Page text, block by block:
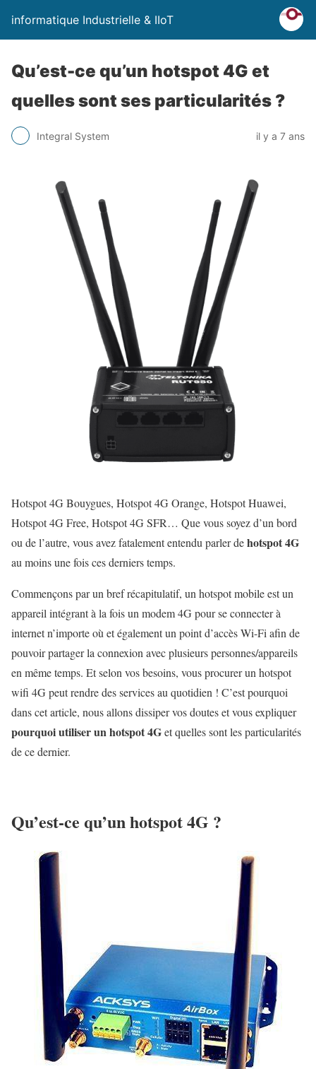
informatique Industrielle & IIoT
Qu’est-ce qu’un hotspot 4G et
quelles sont ses particularités ?
Integral System il y a 7 ans
Hotspot 4G Bouygues, Hotspot 4G Orange, Hotspot Huawei,
Hotspot 4G Free, Hotspot 4G SFR… Que vous soyez d’un bord
ou de l’autre, vous avez fatalement entendu parler dehotspot 4G
au moins une fois ces derniers temps.
Commençons par un bref récapitulatif, un hotspot mobile est un
appareil intégrant à la fois un modem 4G pour se connecter à
internet n’importe où et également un point d’accès Wi-Fi afin de
pouvoir partager la connexion avec plusieurs personnes/appareils
en même temps. Et selon vos besoins, vous procurer un hotspot
wifi 4G peut rendre des services au quotidien ! C’est pourquoi
dans cet article, nous allons dissiper vos doutes et vous expliquer
pourquoi utiliser un hotspot 4Get quelles sont les particularités
de ce dernier.
Qu’est-ce qu’un hotspot 4G ?